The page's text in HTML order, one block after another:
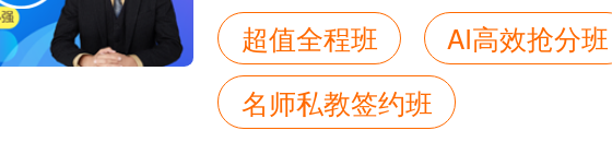
超值全程班
AI高效抢分班
名师私教签约班